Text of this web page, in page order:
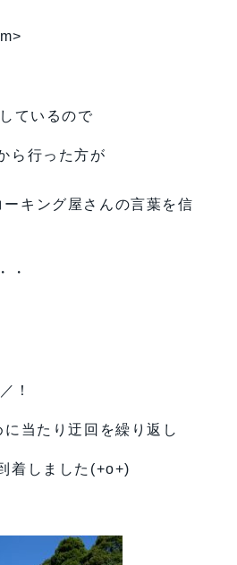
ているので
ら行った方が
ーキング屋さんの言葉を信
・
！
当たり迂回を繰り返し
着しました(+o+)